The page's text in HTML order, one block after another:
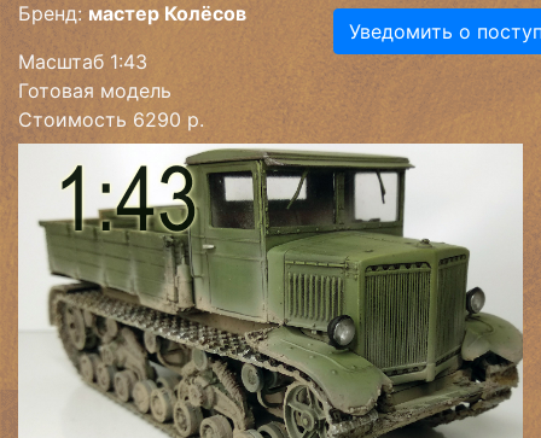
Бренд: мастер Колёсов
Масштаб 1:43
Готовая модель
Стоимость 6290 р.
Уведомить о